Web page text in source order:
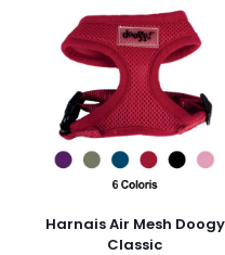
Harnais Air Mesh Doogy
Classic